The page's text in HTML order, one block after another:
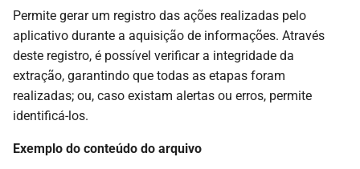
Permite gerar um registro das ações realizadas pelo
aplicativo durante a aquisição de informações. Através
deste registro, é possível verificar a integridade da
extração, garantindo que todas as etapas foram
realizadas; ou, caso existam alertas ou erros, permite
identificá-los.
Exemplo do conteúdo do arquivo